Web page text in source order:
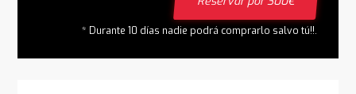
* Durante 10 días nadie podrá comprarlo salvo tú!!.